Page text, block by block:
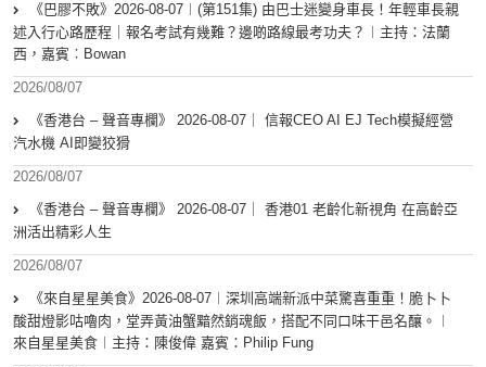
《巴膠不敗》2026-08-07︱(第151集) 由巴士迷變身車長！年輕車長親
述入行心路歷程｜報名考試有幾難？邊啲路線最考功夫？︱主持：法蘭
西，嘉賓︰Bowan
2026/08/07
《香港台 – 聲音專欄》 2026-08-07｜ 信報CEO AI EJ Tech模擬經營
汽水機 AI即變狡猾
2026/08/07
《香港台 – 聲音專欄》 2026-08-07｜ 香港01 老齡化新視角 在高齡亞
洲活出精彩人生
2026/08/07
《來自星星美食》2026-08-07︱深圳高端新派中菜驚喜重重！脆卜卜
酸甜燈影咕嚕肉，堂弄黃油蟹黯然銷魂飯，搭配不同口味干邑名釀。︱
來自星星美食︱主持：陳俊偉 嘉賓：Philip Fung